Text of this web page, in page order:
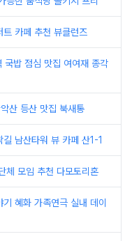
카페 추천 뷰클런즈
밥 점심 맛집 여여재 종각
산 등산 맛집 북새통
남산타워 뷰 카페 산1-1
체 모임 추천 다모토리혼
혜화 가족연극 실내 데이